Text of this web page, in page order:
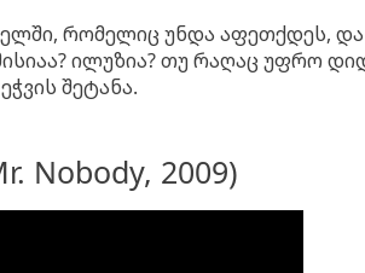
რომელიც უნდა აფეთქდეს, და
ილუზია? თუ რაღაც უფრო
შეტანა.
Nobody, 2009)